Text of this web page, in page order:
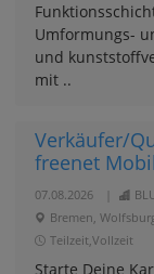
Umformungs-
und
mit ..
Verkäufer/
freenet
07.08.2026
Bremen,
Teilzeit,Vollzeit
Starte Deine